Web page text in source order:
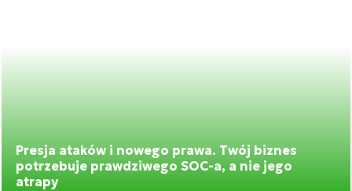
Presja ataków i nowego prawa. Twój biznes
potrzebuje prawdziwego SOC-a, a nie jego
atrapy